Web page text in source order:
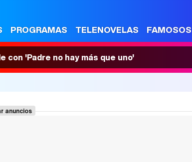
PROGRAMAS TELENOVELAS FAMOSOS
'Padre no hay más que uno'
anuncios